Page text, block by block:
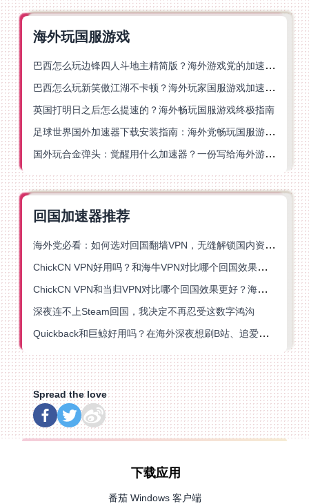
海外玩国服游戏
巴西怎么玩边锋四人斗地主精简版？海外游戏党的加速器终极选择
巴西怎么玩新笑傲江湖不卡顿？海外玩家国服游戏加速终极指南（附猫和老鼠一梦江湖实测）
英国打明日之后怎么提速的？海外畅玩国服游戏终极指南
足球世界国外加速器下载安装指南：海外党畅玩国服游戏的终极解决方案
国外玩合金弹头：觉醒用什么加速器？一份写给海外游子的畅玩指南
回国加速器推荐
海外党必看：如何选对回国翻墙VPN，无缝解锁国内资源？
ChickCN VPN好用吗？和海牛VPN对比哪个回国效果更好？
ChickCN VPN和当归VPN对比哪个回国效果更好？海外党亲测后选了它
深夜连不上Steam回国，我决定不再忍受这数字鸿沟
Quickback和巨鲸好用吗？在海外深夜想刷B站、追爱奇艺的你，或许正需要这份答案
Spread the love
下载应用
番茄 Windows 客户端